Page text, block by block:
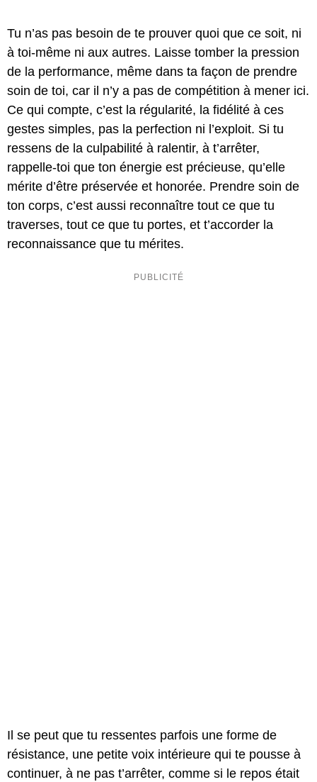
Tu n’as pas besoin de te prouver quoi que ce soit, ni
à toi-même ni aux autres. Laisse tomber la pression
de la performance, même dans ta façon de prendre
soin de toi, car il n’y a pas de compétition à mener ici.
Ce qui compte, c’est la régularité, la fidélité à ces
gestes simples, pas la perfection ni l’exploit. Si tu
ressens de la culpabilité à ralentir, à t’arrêter,
rappelle-toi que ton énergie est précieuse, qu’elle
mérite d’être préservée et honorée. Prendre soin de
ton corps, c’est aussi reconnaître tout ce que tu
traverses, tout ce que tu portes, et t’accorder la
reconnaissance que tu mérites.
Il se peut que tu ressentes parfois une forme de
résistance, une petite voix intérieure qui te pousse à
continuer, à ne pas t’arrêter, comme si le repos était